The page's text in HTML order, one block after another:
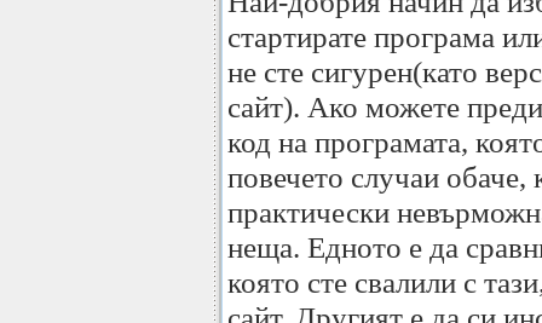
стартирате програма
не сте сигурен(като
сайт). Ако можете
код на програмата,
повечето случаи обаче,
практически
неща. Едното е да
която сте свалили с